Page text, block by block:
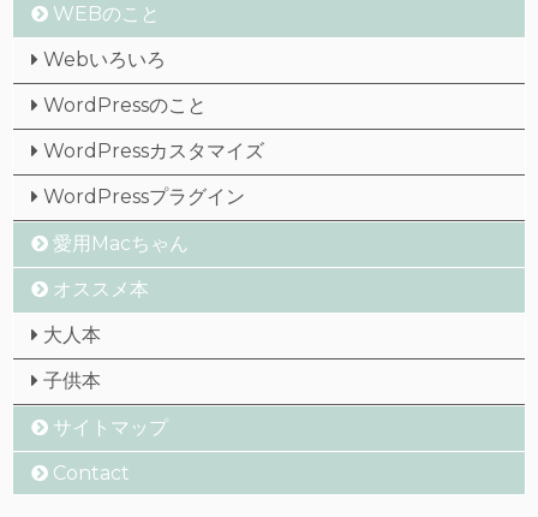
WEBのこと
Webいろいろ
WordPressのこと
WordPressカスタマイズ
WordPressプラグイン
愛用Macちゃん
オススメ本
大人本
子供本
サイトマップ
Contact